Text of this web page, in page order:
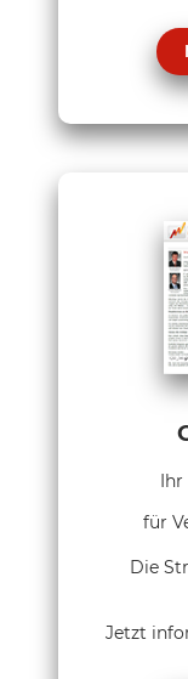
für
Die
Jetzt